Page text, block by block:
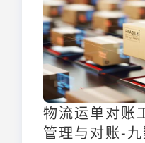
物流运单对账
管理与对账-